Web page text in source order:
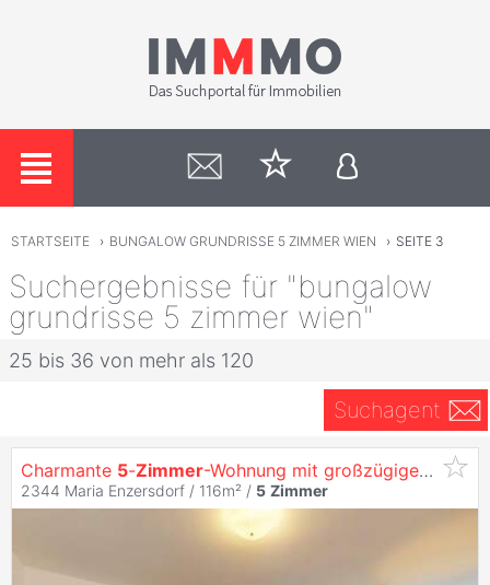
STARTSEITE › BUNGALOW GRUNDRISSE 5 ZIMMER WIEN › SEITE 3
Suchergebnisse für "bungalow
grundrisse 5 zimmer wien"
25 bis 36 von mehr als 120
Suchagent
Charmante 5-Zimmer-Wohnung mit großzügigem
2344 Maria Enzersdorf / 116m² / 5 Zimmer